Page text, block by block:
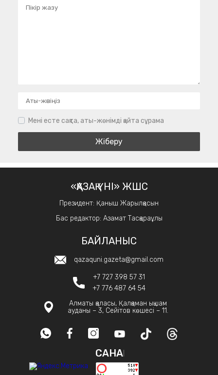
Мені есте сақта, аты-жөнімді қайта сұрама
«ҚАЗАҚ ҮНІ» ЖШС
Президент: Қаныш Жарылқасын
Бас редактор: Азамат Тасқараұлы
БАЙЛАНЫС
qazaquni.gazeta@gmail.com
+7 727 398 57 31
+7 776 487 64 54
Алматы қаласы, Қалқаман ықшам
ауданы – 3, Сейітов көшесі – 11.
САНАҚ